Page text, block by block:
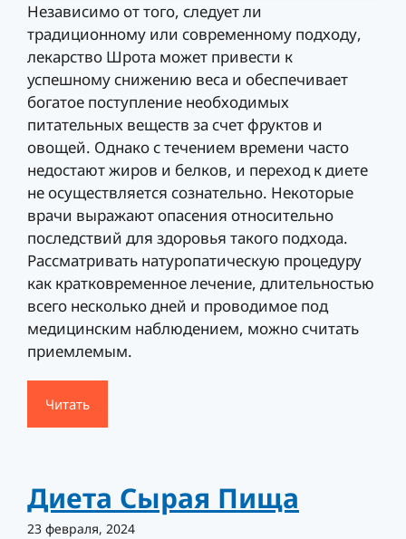
Независимо от того, следует ли
традиционному или современному подходу,
лекарство Шрота может привести к
успешному снижению веса и обеспечивает
богатое поступление необходимых
питательных веществ за счет фруктов и
овощей. Однако с течением времени часто
недостают жиров и белков, и переход к диете
не осуществляется сознательно. Некоторые
врачи выражают опасения относительно
последствий для здоровья такого подхода.
Рассматривать натуропатическую процедуру
как кратковременное лечение, длительностью
всего несколько дней и проводимое под
медицинским наблюдением, можно считать
приемлемым.
Читать
Диета Сырая Пища
23 февраля, 2024